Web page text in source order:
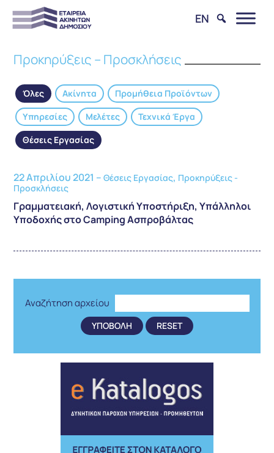
EN
Προκηρύξεις – Προσκλήσεις
Όλες Ακίνητα
Προμήθεια Προϊόντων
Υπηρεσίες
Μελέτες
Τεχνικά Έργα
Θέσεις Εργασίας
22 Απριλίου 2021 –Θέσεις Εργασίας, Προκηρύξεις -
Προσκλήσεις
Γραμματειακή, Λογιστική Υποστήριξη, Υπάλληλοι
Υποδοχής στο Camping Ασπροβάλτας
Αναζήτηση αρχείου